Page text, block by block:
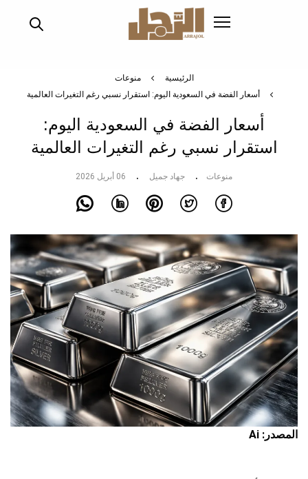
الرئيسية
منوعات
أسعار الفضة في السعودية اليوم: استقرار نسبي رغم التغيرات العالمية
أسعار الفضة في السعودية اليوم:
استقرار نسبي رغم التغيرات العالمية
منوعات جهاد جميل 06 أبريل 2026
المصدر: Ai